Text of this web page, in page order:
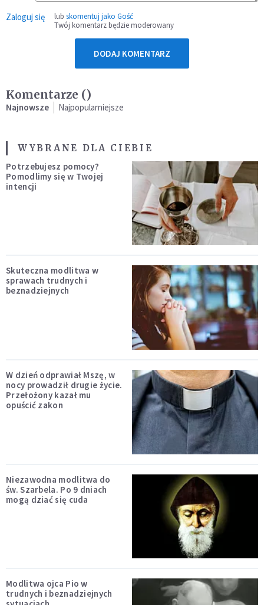
Zaloguj się lub skomentuj jako Gość
Twój komentarz będzie moderowany
DODAJ KOMENTARZ
Komentarze ()
Najnowsze Najpopularniejsze
WYBRANE DLA CIEBIE
Potrzebujesz pomocy?
Pomodlimy się w Twojej
intencji
Skuteczna modlitwa w
sprawach trudnych i
beznadziejnych
W dzień odprawiał Mszę, w
nocy prowadził drugie życie.
Przełożony kazał mu
opuścić zakon
Niezawodna modlitwa do
św. Szarbela. Po 9 dniach
mogą dziać się cuda
Modlitwa ojca Pio w
trudnych i beznadziejnych